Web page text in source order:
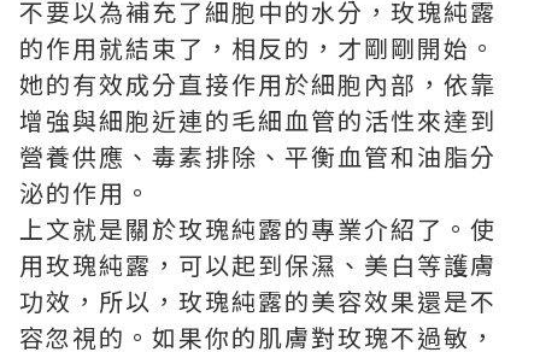
不要以為補充了細胞中的水分，玫瑰純露
的作用就結束了，相反的，才剛剛開始。
她的有效成分直接作用於細胞內部，依靠
增強與細胞近連的毛細血管的活性來達到
營養供應、毒素排除、平衡血管和油脂分
泌的作用。
上文就是關於玫瑰純露的專業介紹了。使
用玫瑰純露，可以起到保濕、美白等護膚
功效，所以，玫瑰純露的美容效果還是不
容忽視的。如果你的肌膚對玫瑰不過敏，